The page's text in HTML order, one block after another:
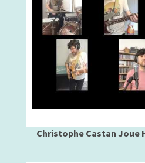
Christophe Castan Joue